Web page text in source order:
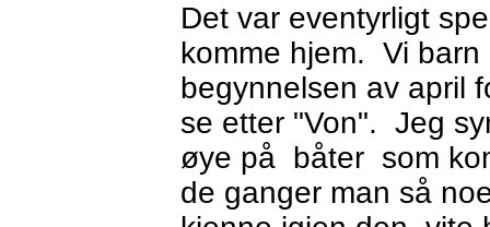
Det var eventyrligt
komme hjem. Vi
begynnelsen av april
se etter "Von". Jeg
øye på båter som
de ganger man så